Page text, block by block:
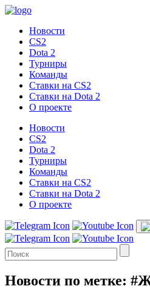
Новости
CS2
Dota 2
Турниры
Команды
Ставки на CS2
Ставки на Dota 2
О проекте
Новости
CS2
Dota 2
Турниры
Команды
Ставки на CS2
Ставки на Dota 2
О проекте
Новости по метке: